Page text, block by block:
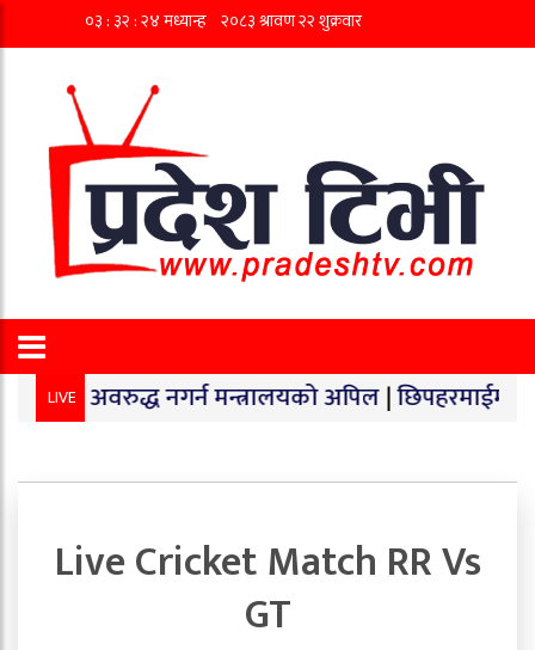
LIVE
नगर्न मन्त्रालयको अपिल|छिपहरमाईमा १४० किलो
Live Cricket Match RR Vs
GT